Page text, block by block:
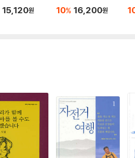
15,120원 10% 16,200원